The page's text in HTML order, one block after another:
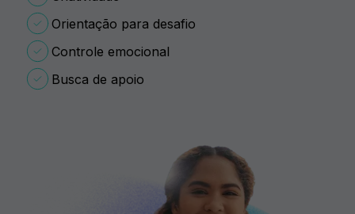
Orientação para desafio
Controle emocional
Busca de apoio